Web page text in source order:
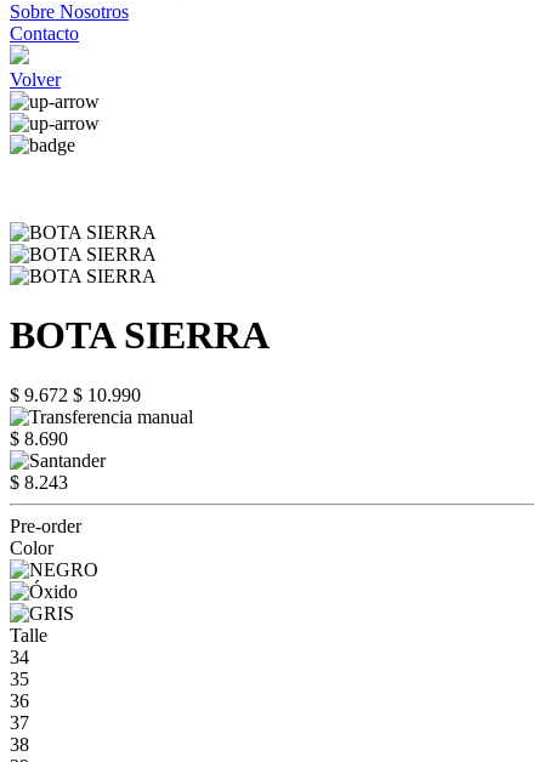
Sobre Nosotros
Contacto
Volver
BOTA SIERRA
$ 9.672 $ 10.990
$ 8.690
$ 8.243
Pre-order
Color
Talle
34
35
36
37
38